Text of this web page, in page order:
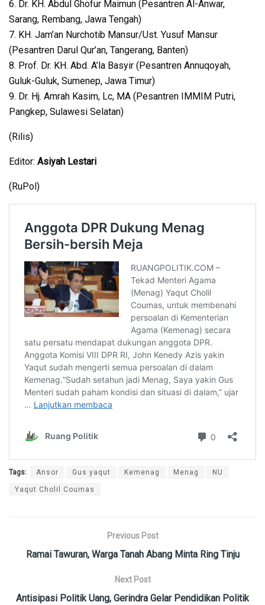
6. Dr. KH. Abdul Ghofur Maimun (Pesantren Al-Anwar,
Sarang, Rembang, Jawa Tengah)
7. KH. Jam’an Nurchotib Mansur/Ust. Yusuf Mansur
(Pesantren Darul Qur’an, Tangerang, Banten)
8. Prof. Dr. KH. Abd. A’la Basyir (Pesantren Annuqoyah,
Guluk-Guluk, Sumenep, Jawa Timur)
9. Dr. Hj. Amrah Kasim, Lc, MA (Pesantren IMMIM Putri,
Pangkep, Sulawesi Selatan)
(Rilis)
Editor: Asiyah Lestari
(RuPol)
Tags: Ansor Gus yaqut Kemenag Menag NU
Yaqut Cholil Coumas
Previous Post
Ramai Tawuran, Warga Tanah Abang Minta Ring Tinju
Next Post
Antisipasi Politik Uang, Gerindra Gelar Pendidikan Politik